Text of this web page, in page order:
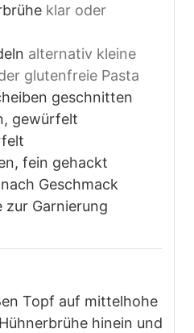
klar oder
alternativ kleine
glutenfreie Pasta
geschnitten
gewürfelt
fein gehackt
Geschmack
zur Garnierung
Topf auf mittelhohe
hinein und